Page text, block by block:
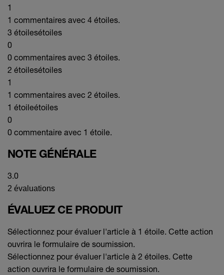
1
1 commentaires avec 4 étoiles.
3 étoilesétoiles
0
0 commentaires avec 3 étoiles.
2 étoilesétoiles
1
1 commentaires avec 2 étoiles.
1 étoileétoiles
0
0 commentaire avec 1 étoile.
NOTE GÉNÉRALE
3.0
2 évaluations
ÉVALUEZ CE PRODUIT
Sélectionnez pour évaluer l'article à 1 étoile. Cette action
ouvrira le formulaire de soumission.
Sélectionnez pour évaluer l'article à 2 étoiles. Cette
action ouvrira le formulaire de soumission.